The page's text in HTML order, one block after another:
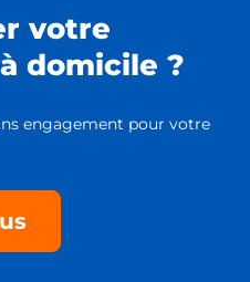
votre
domicile ?
engagement pour votre